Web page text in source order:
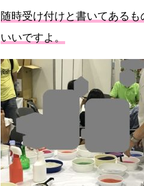
随時受け付けと書いてある
いいですよ。